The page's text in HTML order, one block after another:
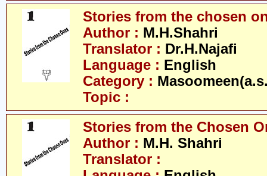
Stories from the chosen
Author : M.H.Shahri
Translator : Dr.H.Najafi
Language : English
Category :
Topic :
Stories from the Chosen
Author : M.H. Shahri
Translator :